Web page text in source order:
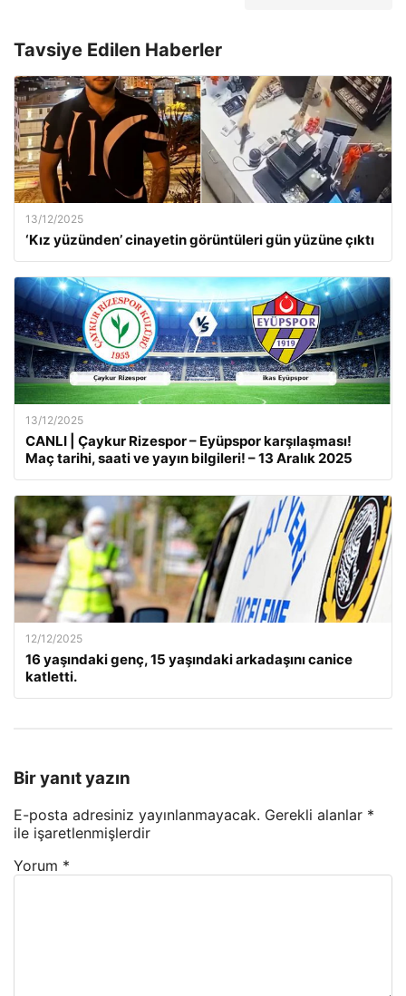
Tavsiye Edilen Haberler
13/12/2025
‘Kız yüzünden’ cinayetin görüntüleri gün yüzüne çıktı
13/12/2025
CANLI | Çaykur Rizespor – Eyüpspor karşılaşması!
Maç tarihi, saati ve yayın bilgileri! – 13 Aralık 2025
12/12/2025
16 yaşındaki genç, 15 yaşındaki arkadaşını canice
katletti.
Bir yanıt yazın
E-posta adresiniz yayınlanmayacak. Gerekli alanlar *
ile işaretlenmişlerdir
Yorum *